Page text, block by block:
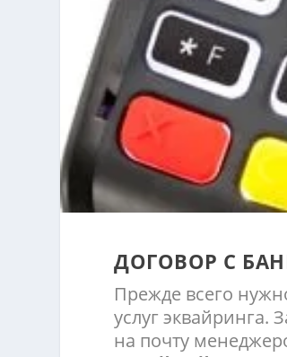
ДОГОВОР С
Прежде всего
услуг эквайринга.
на почту